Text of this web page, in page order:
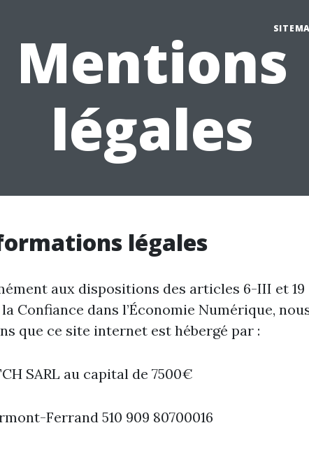
Mentions
légales
légales
aux dispositions des articles 6-III et 19
Confiance dans l’Économie Numérique,
que ce site internet est hébergé par :
SARL au capital de 7500€
Ferrand 510 909 80700016